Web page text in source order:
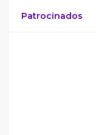
Patrocinados